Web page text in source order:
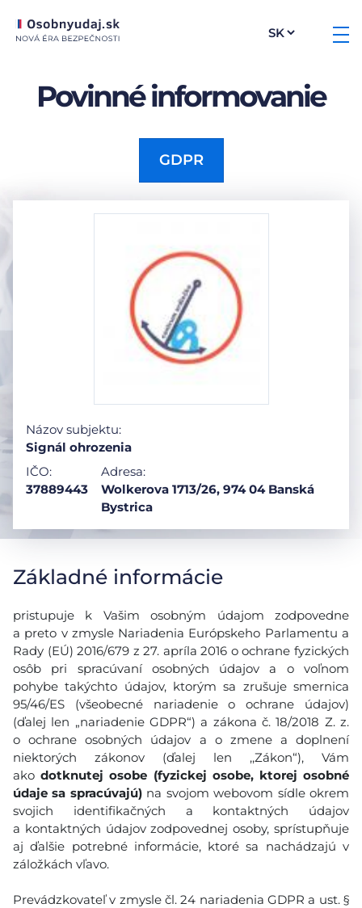
Povinné informovanie
GDPR
Názov subjektu:
Signál ohrozenia
IČO:
37889443
Adresa:
Wolkerova 1713/26, 974 04 Banská
Bystrica
Základné informácie
pristupuje k Vašim osobným údajom zodpovedne
a preto v zmysle Nariadenia Európskeho Parlamentu a
Rady (EÚ) 2016/679 z 27. apríla 2016 o ochrane fyzických
osôb pri spracúvaní osobných údajov a o voľnom
pohybe takýchto údajov, ktorým sa zrušuje smernica
95/46/ES (všeobecné nariadenie o ochrane údajov)
(ďalej len „nariadenie GDPR“) a zákona č. 18/2018 Z. z.
o ochrane osobných údajov a o zmene a doplnení
niektorých zákonov (ďalej len ,,Zákon“), Vám
akodotknutej osobe (fyzickej osobe, ktorej osobné
údaje sa spracúvajú)na svojom webovom sídle okrem
svojich identifikačných a kontaktných údajov
a kontaktných údajov zodpovednej osoby, sprístupňuje
aj ďalšie potrebné informácie, ktoré sa nachádzajú v
záložkách vľavo.
Prevádzkovateľ v zmysle čl. 24 nariadenia GDPR a ust. §